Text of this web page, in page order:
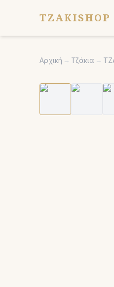
TZAKISHOP
Αρχική → Τζάκια →